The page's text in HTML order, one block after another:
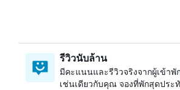
รีวิวนับล้าน
มีคะแนนและรีวิวจริงจากผู้เข้า
เช่นเดียวกับคุณ จองที่พักสุดประ